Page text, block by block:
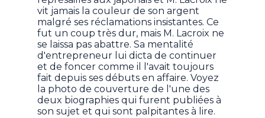
vit jamais la couleur de son argent
malgré ses réclamations insistantes. Ce
fut un coup très dur, mais M. Lacroix ne
se laissa pas abattre. Sa mentalité
d'entrepreneur lui dicta de continuer
et de foncer comme il l'avait toujours
fait depuis ses débuts en affaire. Voyez
la photo de couverture de l'une des
deux biographies qui furent publiées à
son sujet et qui sont palpitantes à lire.